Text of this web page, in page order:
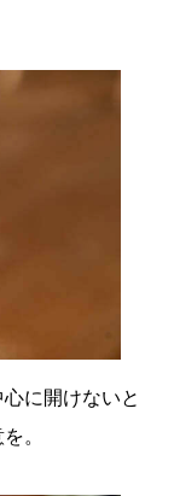
に開けないと
。